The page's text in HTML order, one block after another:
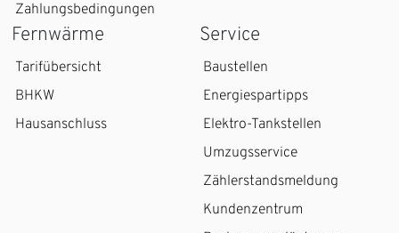
Zahlungsbedingungen
Fernwärme
Tarifübersicht
BHKW
Hausanschluss
Service
Baustellen
Energiespartipps
Elektro-Tankstellen
Umzugsservice
Zählerstandsmeldung
Kundenzentrum